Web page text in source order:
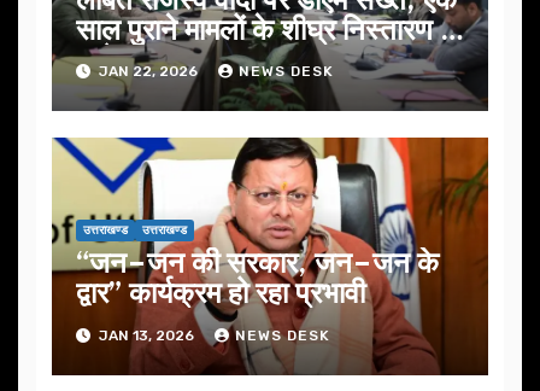
साल पुराने मामलों के शीघ्र निस्तारण के
आदेश…
JAN 22, 2026 NEWS DESK
उत्तराखण्ड उत्तराखण्ड
“जन–जन की सरकार, जन–जन के
द्वार” कार्यक्रम हो रहा प्रभावी
JAN 13, 2026 NEWS DESK